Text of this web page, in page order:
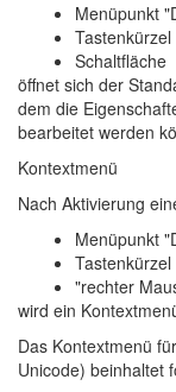
Menüpunkt
Schaltfläche
öffnet sich der
dem die
bearbeitet werden
Kontextmenü
Nach Aktivierung
Menüpunkt
"rechter
wird ein
Das Kontextmenü
Unicode) beinhaltet